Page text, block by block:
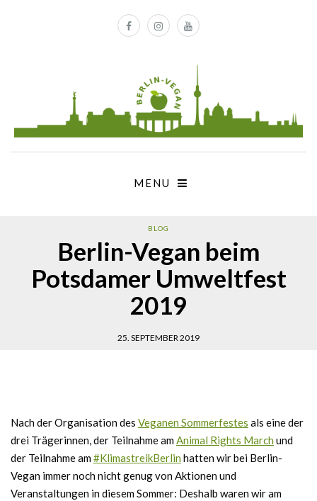
MENU
BLOG
Berlin-Vegan beim
Potsdamer Umweltfest
2019
25. SEPTEMBER 2019
Nach der Organisation des Veganen Sommerfestes als eine der
drei Trägerinnen, der Teilnahme amAnimal Rights March und
der Teilnahme am#KlimastreikBerlin hatten wir bei Berlin-
Vegan immer noch nicht genug von Aktionen und
Veranstaltungen in diesem Sommer: Deshalb waren wir am